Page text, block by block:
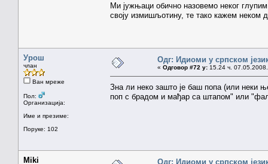
Ми јужњаци обично назовемо неког
своју измишљотину, те тако кажем неком
Урош
члан
Ван мреже
Пол:
Организација:
Име и презиме:
Поруке: 102
Одг: Идиоми у српском
« Одговор #72 у: 15.24 ч.
Зна ли неко зашто је баш попа (или неки
поп с брадом и мађар са штапом" или
Miki Одг: Идиоми у српском